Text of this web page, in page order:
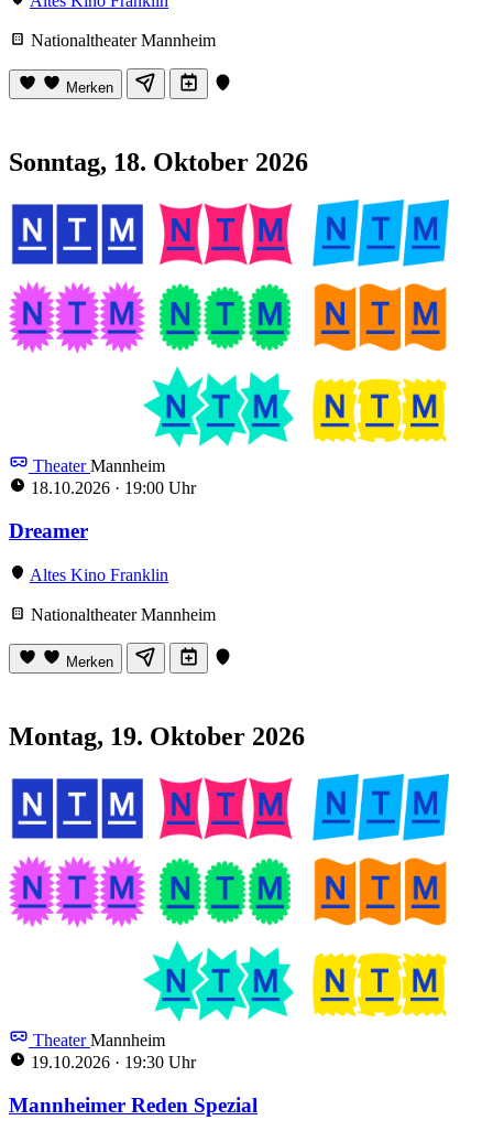
Nationaltheater Mannheim
Merken
Sonntag, 18. Oktober 2026
TheaterMannheim
18.10.2026 · 19:00 Uhr
Dreamer
Altes Kino Franklin
Nationaltheater Mannheim
Merken
Montag, 19. Oktober 2026
TheaterMannheim
19.10.2026 · 19:30 Uhr
Mannheimer Reden Spezial